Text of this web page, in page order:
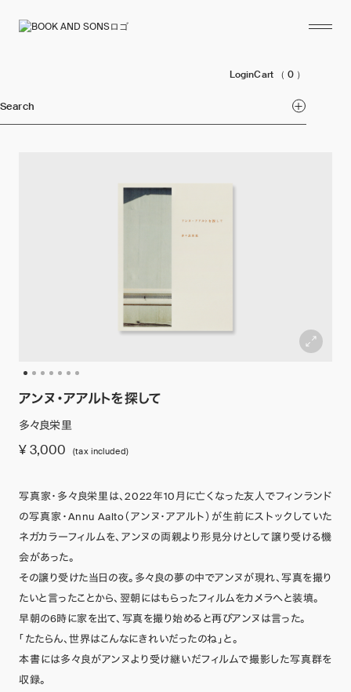
LoginCart （ 0 ）
Search
アンヌ・アアルトを探して
多々良栄里
¥ 3,000 (tax included)
写真家・多々良栄里は、2022年10月に亡くなった友人でフィンランド
の写真家・Annu Aalto（アンヌ・アアルト）が生前にストックしていた
ネガカラーフィルムを、アンヌの両親より形見分けとして譲り受ける機
会があった。
その譲り受けた当日の夜。多々良の夢の中でアンヌが現れ、写真を撮り
たいと言ったことから、翌朝にはもらったフィルムをカメラへと装填。
早朝の6時に家を出て、写真を撮り始めると再びアンヌは言った。
「たたらん、世界はこんなにきれいだったのね」と。
本書には多々良がアンヌより受け継いだフィルムで撮影した写真群を
収録。